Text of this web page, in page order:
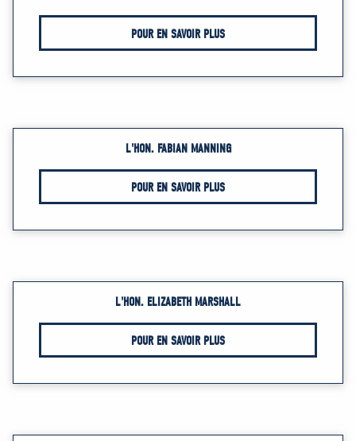
POUR EN SAVOIR PLUS
L'HON. FABIAN MANNING
POUR EN SAVOIR PLUS
L'HON. ELIZABETH MARSHALL
POUR EN SAVOIR PLUS